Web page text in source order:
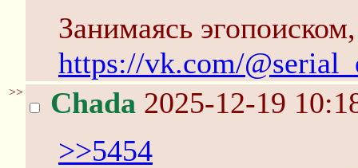
Занимаясь
https://vk.com/
>> Chada 2025-12-19
>>5454